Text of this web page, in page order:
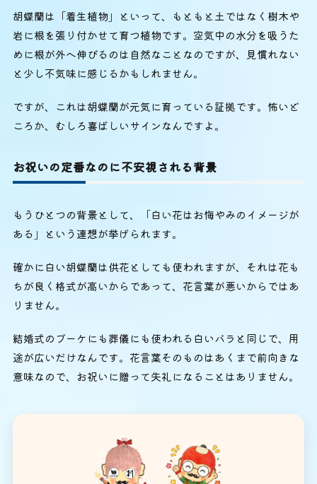
胡蝶蘭は「着生植物」といって、もともと土ではなく樹木や
岩に根を張り付かせて育つ植物です。空気中の水分を吸うた
めに根が外へ伸びるのは自然なことなのですが、見慣れない
と少し不気味に感じるかもしれません。
ですが、これは胡蝶蘭が元気に育っている証拠です。怖いど
ころか、むしろ喜ばしいサインなんですよ。
お祝いの定番なのに不安視される背景
もうひとつの背景として、「白い花はお悔やみのイメージが
ある」という連想が挙げられます。
確かに白い胡蝶蘭は供花としても使われますが、それは花も
ちが良く格式が高いからであって、花言葉が悪いからではあ
りません。
結婚式のブーケにも葬儀にも使われる白いバラと同じで、用
途が広いだけなんです。花言葉そのものはあくまで前向きな
意味なので、お祝いに贈って失礼になることはありません。